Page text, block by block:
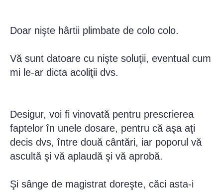
Doar nişte hârtii plimbate de colo colo.
Vă sunt datoare cu nişte soluţii, eventual cum
mi le-ar dicta acoliţii dvs.
Desigur, voi fi vinovată pentru prescrierea
faptelor în unele dosare, pentru că aşa aţi
decis dvs, între două cântări, iar poporul vă
ascultă şi vă aplaudă şi vă aprobă.
Şi sânge de magistrat doreşte, căci asta-i